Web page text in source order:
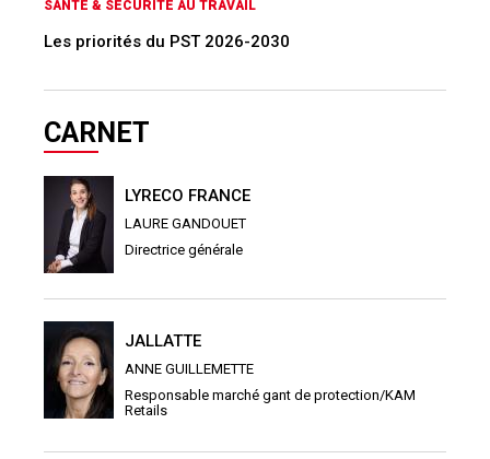
SANTÉ & SÉCURITÉ AU TRAVAIL
Les priorités du PST 2026-2030
CARNET
LYRECO FRANCE
LAURE GANDOUET
Directrice générale
JALLATTE
ANNE GUILLEMETTE
Responsable marché gant de protection/KAM
Retails